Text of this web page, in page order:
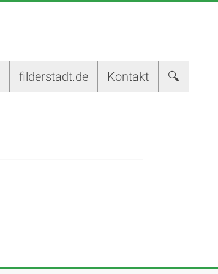
filderstadt.de Kontakt 🔍